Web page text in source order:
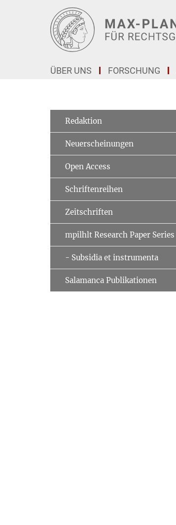
ÜBER UNS FORSCHUNG
Redaktion
Neuerscheinungen
Open Access
Schriftenreihen
Zeitschriften
mpilhlt Research Paper Series
- Subsidia et instrumenta
Salamanca Publikationen